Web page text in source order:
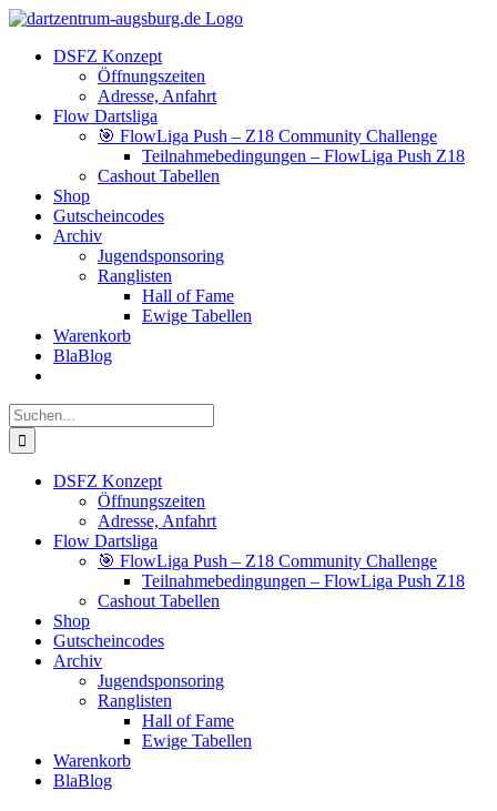
Zum
springen
Facebook
Instagram
YouTube
DSFZ Konzept
Öffnungszeiten
Adresse, Anfahrt
Flow Dartsliga
🎯 FlowLiga Push – Z18 Community Challenge
Teilnahmebedingungen – FlowLiga Push Z18
Cashout Tabellen
Shop
Gutscheincodes
Archiv
Jugendsponsoring
Ranglisten
Hall of Fame
Ewige Tabellen
Warenkorb
BlaBlog
Suche
nach:
DSFZ Konzept
Öffnungszeiten
Adresse, Anfahrt
Flow Dartsliga
🎯 FlowLiga Push – Z18 Community Challenge
Teilnahmebedingungen – FlowLiga Push Z18
Cashout Tabellen
Shop
Gutscheincodes
Archiv
Jugendsponsoring
Ranglisten
Hall of Fame
Ewige Tabellen
Warenkorb
BlaBlog